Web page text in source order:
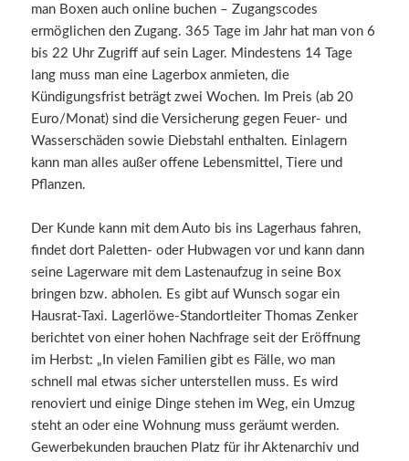
man Boxen auch online buchen – Zugangscodes
ermöglichen den Zugang. 365 Tage im Jahr hat man von 6
bis 22 Uhr Zugriff auf sein Lager. Mindestens 14 Tage
lang muss man eine Lagerbox anmieten, die
Kündigungsfrist beträgt zwei Wochen. Im Preis (ab 20
Euro/Monat) sind die Versicherung gegen Feuer- und
Wasserschäden sowie Diebstahl enthalten. Einlagern
kann man alles außer offene Lebensmittel, Tiere und
Pflanzen.
Der Kunde kann mit dem Auto bis ins Lagerhaus fahren,
findet dort Paletten- oder Hubwagen vor und kann dann
seine Lagerware mit dem Lastenaufzug in seine Box
bringen bzw. abholen. Es gibt auf Wunsch sogar ein
Hausrat-Taxi. Lagerlöwe-Standortleiter Thomas Zenker
berichtet von einer hohen Nachfrage seit der Eröffnung
im Herbst: „In vielen Familien gibt es Fälle, wo man
schnell mal etwas sicher unterstellen muss. Es wird
renoviert und einige Dinge stehen im Weg, ein Umzug
steht an oder eine Wohnung muss geräumt werden.
Gewerbekunden brauchen Platz für ihr Aktenarchiv und